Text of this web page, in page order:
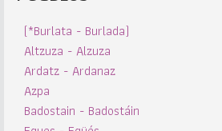
(*Burlata - Burlada)
Altzuza - Alzuza
Ardatz - Ardanaz
Azpa
Badostain - Badostáin